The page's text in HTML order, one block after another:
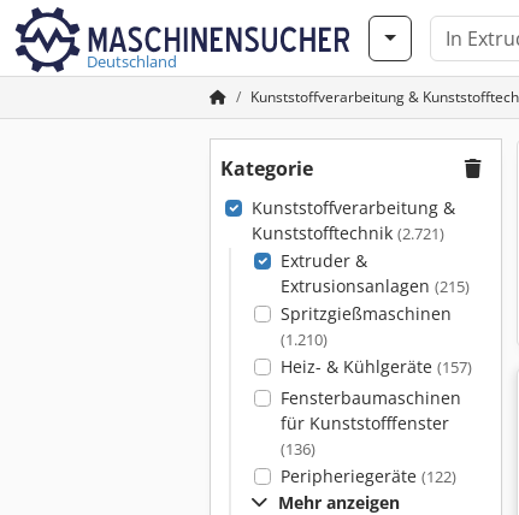
Deutschland
Kunststoffverarbeitung &
Kategorie
Kunststoffverarbeitung &
Kunststofftechnik (2.721)
Extruder &
Extrusionsanlagen (215)
Spritzgießmaschinen
(1.210)
Heiz- & Kühlgeräte (157)
Fensterbaumaschinen
für Kunststofffenster
(136)
Peripheriegeräte (122)
Mehr anzeigen